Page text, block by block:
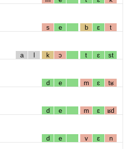
s e b ɛ t
a l k ɔ t ɛ st
d e m ɛ tʁ
d e m ɛ ʁd
d e v ɛ n